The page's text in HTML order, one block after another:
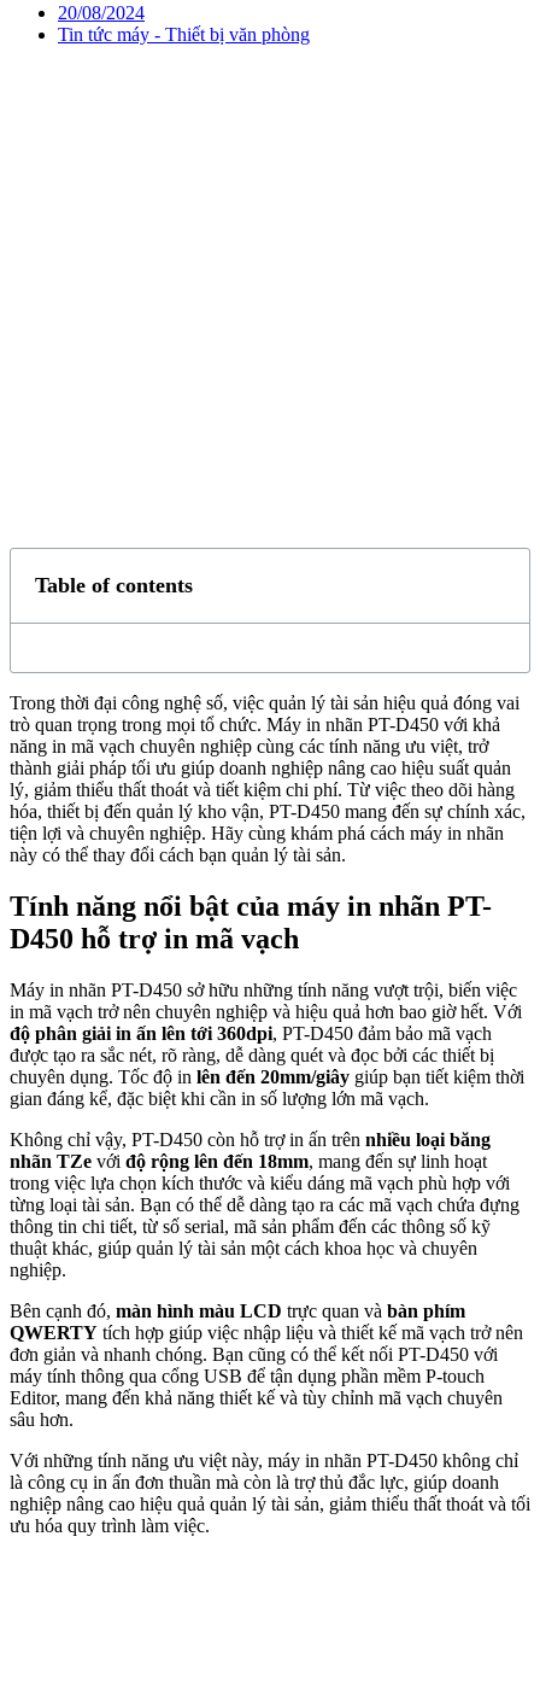
20/08/2024
Tin tức máy - Thiết bị văn phòng
Table of contents
Trong thời đại công nghệ số, việc quản lý tài sản hiệu quả đóng vai
trò quan trọng trong mọi tổ chức. Máy in nhãn PT-D450 với khả
năng in mã vạch chuyên nghiệp cùng các tính năng ưu việt, trở
thành giải pháp tối ưu giúp doanh nghiệp nâng cao hiệu suất quản
lý, giảm thiểu thất thoát và tiết kiệm chi phí. Từ việc theo dõi hàng
hóa, thiết bị đến quản lý kho vận, PT-D450 mang đến sự chính xác,
tiện lợi và chuyên nghiệp. Hãy cùng khám phá cách máy in nhãn
này có thể thay đổi cách bạn quản lý tài sản.
Tính năng nổi bật của máy in nhãn PT-
D450 hỗ trợ in mã vạch
Máy in nhãn PT-D450 sở hữu những tính năng vượt trội, biến việc
in mã vạch trở nên chuyên nghiệp và hiệu quả hơn bao giờ hết. Với
độ phân giải in ấn lên tới 360dpi, PT-D450 đảm bảo mã vạch
được tạo ra sắc nét, rõ ràng, dễ dàng quét và đọc bởi các thiết bị
chuyên dụng. Tốc độ in lên đến 20mm/giây giúp bạn tiết kiệm thời
gian đáng kể, đặc biệt khi cần in số lượng lớn mã vạch.
Không chỉ vậy, PT-D450 còn hỗ trợ in ấn trên nhiều loại băng
nhãn TZe với độ rộng lên đến 18mm, mang đến sự linh hoạt
trong việc lựa chọn kích thước và kiểu dáng mã vạch phù hợp với
từng loại tài sản. Bạn có thể dễ dàng tạo ra các mã vạch chứa đựng
thông tin chi tiết, từ số serial, mã sản phẩm đến các thông số kỹ
thuật khác, giúp quản lý tài sản một cách khoa học và chuyên
nghiệp.
Bên cạnh đó, màn hình màu LCD trực quan và bàn phím
QWERTY tích hợp giúp việc nhập liệu và thiết kế mã vạch trở nên
đơn giản và nhanh chóng. Bạn cũng có thể kết nối PT-D450 với
máy tính thông qua cổng USB để tận dụng phần mềm P-touch
Editor, mang đến khả năng thiết kế và tùy chỉnh mã vạch chuyên
sâu hơn.
Với những tính năng ưu việt này, máy in nhãn PT-D450 không chỉ
là công cụ in ấn đơn thuần mà còn là trợ thủ đắc lực, giúp doanh
nghiệp nâng cao hiệu quả quản lý tài sản, giảm thiểu thất thoát và tối
ưu hóa quy trình làm việc.